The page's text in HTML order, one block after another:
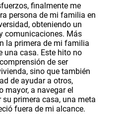
finalmente me
persona de mi familia en
obteniendo un
comunicaciones. Más
la primera de mi familia
una casa. Este hito no
de ser
sino que también
de ayudar a otros,
mayor, a navegar el
su primera casa, una meta
fuera de mi alcance.